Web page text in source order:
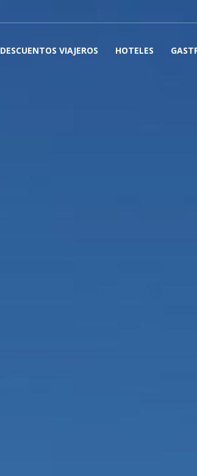
DESCUENTOS VIAJEROS HOTELES